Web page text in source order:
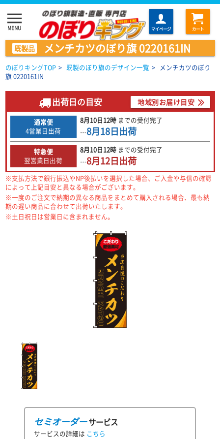
menu
MENU マイページ カート
既製品 メンチカツのぼり旗 0220161IN
のぼりキングTOP > 既製のぼり旗のデザイン一覧 > メンチカツのぼり
旗 0220161IN
出荷日の目安 地域別お届け目安
通常便
4営業日出荷
8月10日12時 までの受付完了
…8月18日出荷
特急便
翌営業日出荷
8月10日12時 までの受付完了
…8月12日出荷
※支払方法で銀行振込やNP後払いを選択した場合、ご入金や与信の確認
によって上記目安と異なる場合がございます。
※一度のご注文で納期の異なる商品をまとめて購入される場合、最も納
期の遅い商品に合わせて出荷いたします。
※土日祝日は営業日に含まれません。
セミオーダーサービス
サービスの詳細は こちら